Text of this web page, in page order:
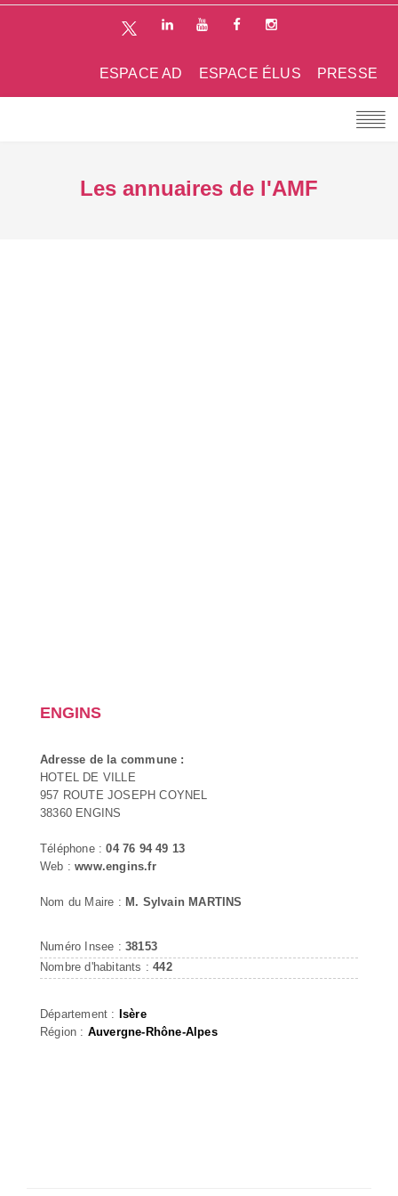
PRESSE
ESPACE ÉLUS
ESPACE AD
Les annuaires de l'AMF
ENGINS
Adresse de la commune :
HOTEL DE VILLE
957 ROUTE JOSEPH COYNEL
38360 ENGINS
Téléphone :04 76 94 49 13
Web :www.engins.fr
Nom du Maire : M. Sylvain MARTINS
Numéro Insee : 38153
Nombre d'habitants :442
Département : Isère
Région : Auvergne-Rhône-Alpes